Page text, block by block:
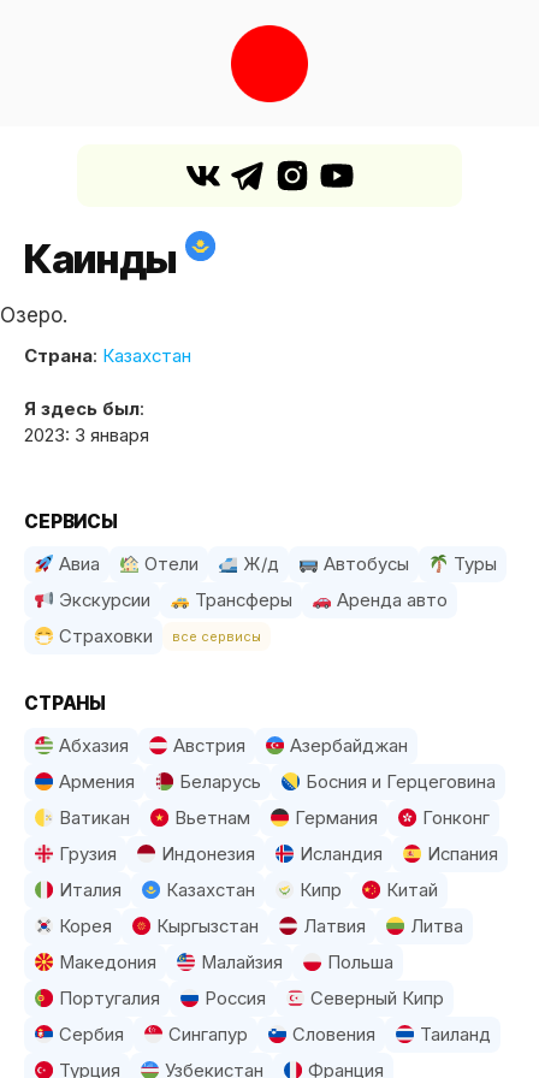
Каинды
Озеро.
Страна: Казахстан
Я здесь был:
2023: 3 января
СЕРВИСЫ
Авиа Отели Ж/д Автобусы
Туры
Экскурсии
Трансферы
Аренда авто
Страховки
все сервисы
СТРАНЫ
Абхазия Австрия
Азербайджан
Армения
Беларусь
Босния и Герцеговина
Ватикан
Вьетнам Германия
Гонконг
Грузия
Индонезия Исландия
Испания
Италия
Казахстан Кипр
Китай
Корея
Кыргызстан Латвия
Литва
Македония
Малайзия
Польша
Португалия
Россия
Северный Кипр
Сербия
Сингапур Словения
Таиланд
Турция
Узбекистан Франция